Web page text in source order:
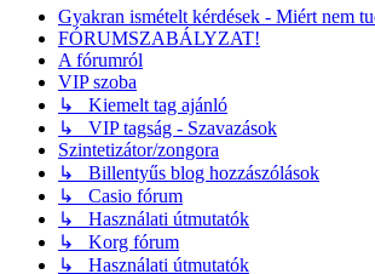
Gyakran ismételt kérdések - Miért nem
FÓRUMSZABÁLYZAT!
A fórumról
VIP szoba
↳ Kiemelt tag ajánló
↳ VIP tagság - Szavazások
Szintetizátor/zongora
↳ Billentyűs blog hozzászólások
↳ Casio fórum
↳ Használati útmutatók
↳ Korg fórum
↳ Használati útmutatók